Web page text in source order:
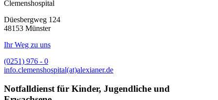
Clemenshospital
Düesbergweg 124
48153 Münster
Ihr Weg zu uns
(0251) 976 - 0
info.clemenshospital(at)alexianer.de
Notfalldienst für Kinder, Jugendliche und